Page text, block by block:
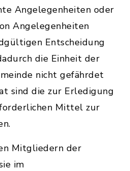
Angelegenheiten oder
Angelegenheiten
Entscheidung
die Einheit der
nicht gefährdet
sind die zur Erledigung
Mittel zur
Mitgliedern der
im